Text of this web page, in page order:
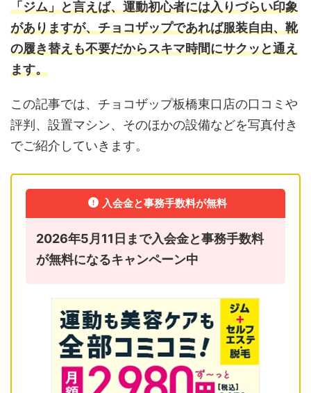
「ジム」と言えば、運動初心者には入りづらい印象
がありますが、チョコザップであれば服装自由、靴
の履き替えも不要だからスキマ時間にサクッと通え
ます。
この記事では、チョコザップ板橋東口店の口コミや
評判、設置マシン、そのほかの設備などを写真付き
でご紹介していきます。
入会金と事務手数料が無料
2026年5月11日まで入会金と事務手数料
が無料になるキャンペーン中